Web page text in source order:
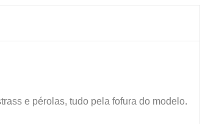
e pérolas, tudo pela fofura do modelo.